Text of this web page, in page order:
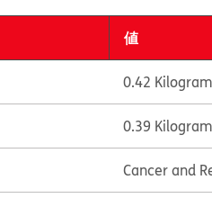
値
0.42 Kilogram
0.39 Kilogram
Cancer and